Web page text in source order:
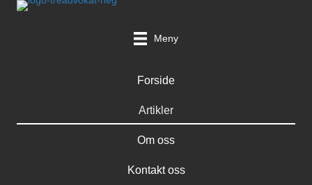
Meny
Forside
Artikler
Om oss
Kontakt oss